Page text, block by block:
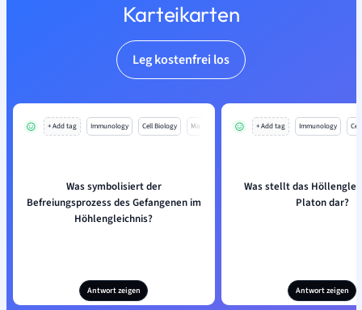
Karteikarten
Leg kostenfrei los
+ Add tag Immunology Cell Biology Mo
Was symbolisiert der
Befreiungsprozess des Gefangenen im
Höhlengleichnis?
Antwort zeigen
+ Add tag Immunology
Was stellt das
Platon dar?
Antwort zeigen